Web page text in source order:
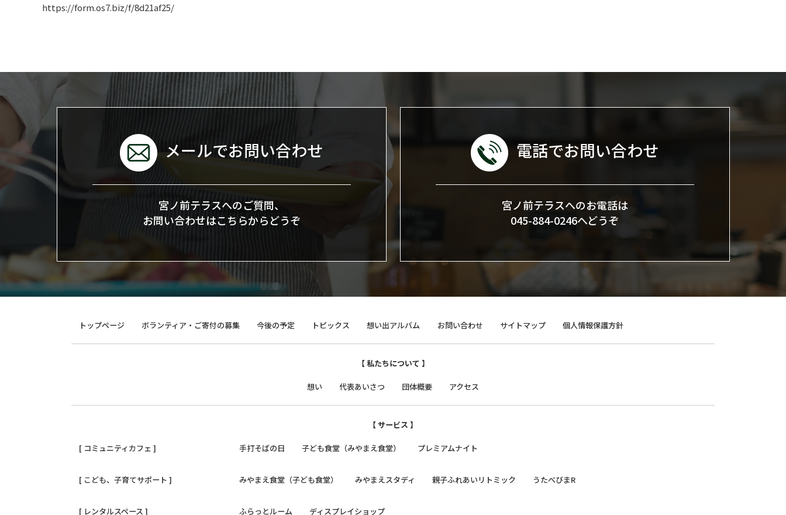
https://form.os7.biz/f/8d21af25/
メールでお問い合わせ
宮ノ前テラスへのご質問、
お問い合わせはこちらからどうぞ
電話でお問い合わせ
宮ノ前テラスへのお電話は
045-884-0246へどうぞ
トップページ ボランティア・ご寄付の募集 今後の予定 トピックス 想い出アルバム お問い合わせ サイトマップ 個人情報保護方針
【 私たちについて 】
想い 代表あいさつ 団体概要 アクセス
【 サービス 】
[ コミュニティカフェ ] 手打そばの日 子ども食堂（みやまえ食堂） プレミアムナイト
[ こども、子育てサポート ] みやまえ食堂（子ども食堂） みやまえスタディ 親子ふれあいリトミック うたべびまR
[ レンタルスペース ] ふらっとルーム ディスプレイショップ